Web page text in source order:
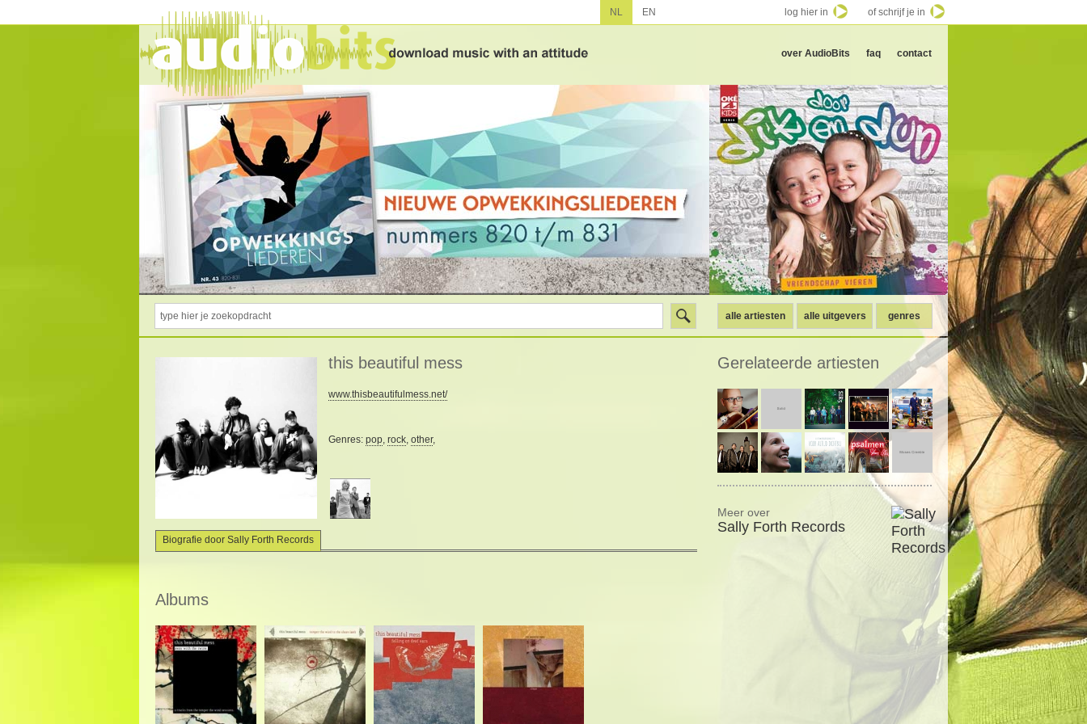
over AudioBits faq contact
alle artiesten alle uitgevers genres
this beautiful mess
www.thisbeautifulmess.net/
Genres: pop, rock, other,
Biografie door Sally Forth Records
Albums
Gerelateerde artiesten
Meer over
Sally Forth Records
NL EN log hier in of schrijf je in